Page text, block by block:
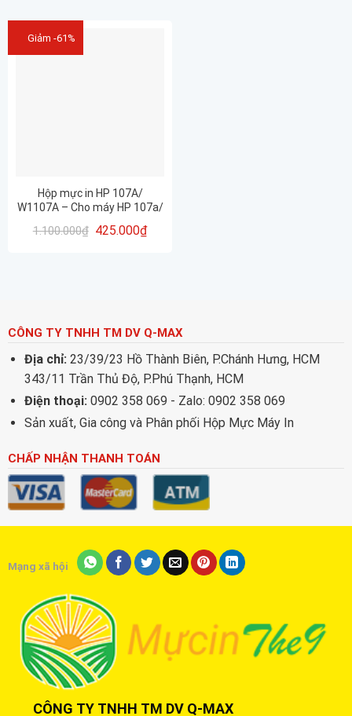
Giảm -61%
Hộp mực in HP 107A/
W1107A – Cho máy HP 107a/
1.100.000₫ 425.000₫
CÔNG TY TNHH TM DV Q-MAX
Địa chỉ: 23/39/23 Hồ Thành Biên, P.Chánh Hưng, HCM
343/11 Trần Thủ Độ, P.Phú Thạnh, HCM
Điện thoại: 0902 358 069 - Zalo: 0902 358 069
Sản xuất, Gia công và Phân phối Hộp Mực Máy In
CHẤP NHẬN THANH TOÁN
Mạng xã hội
CÔNG TY TNHH TM DV Q-MAX